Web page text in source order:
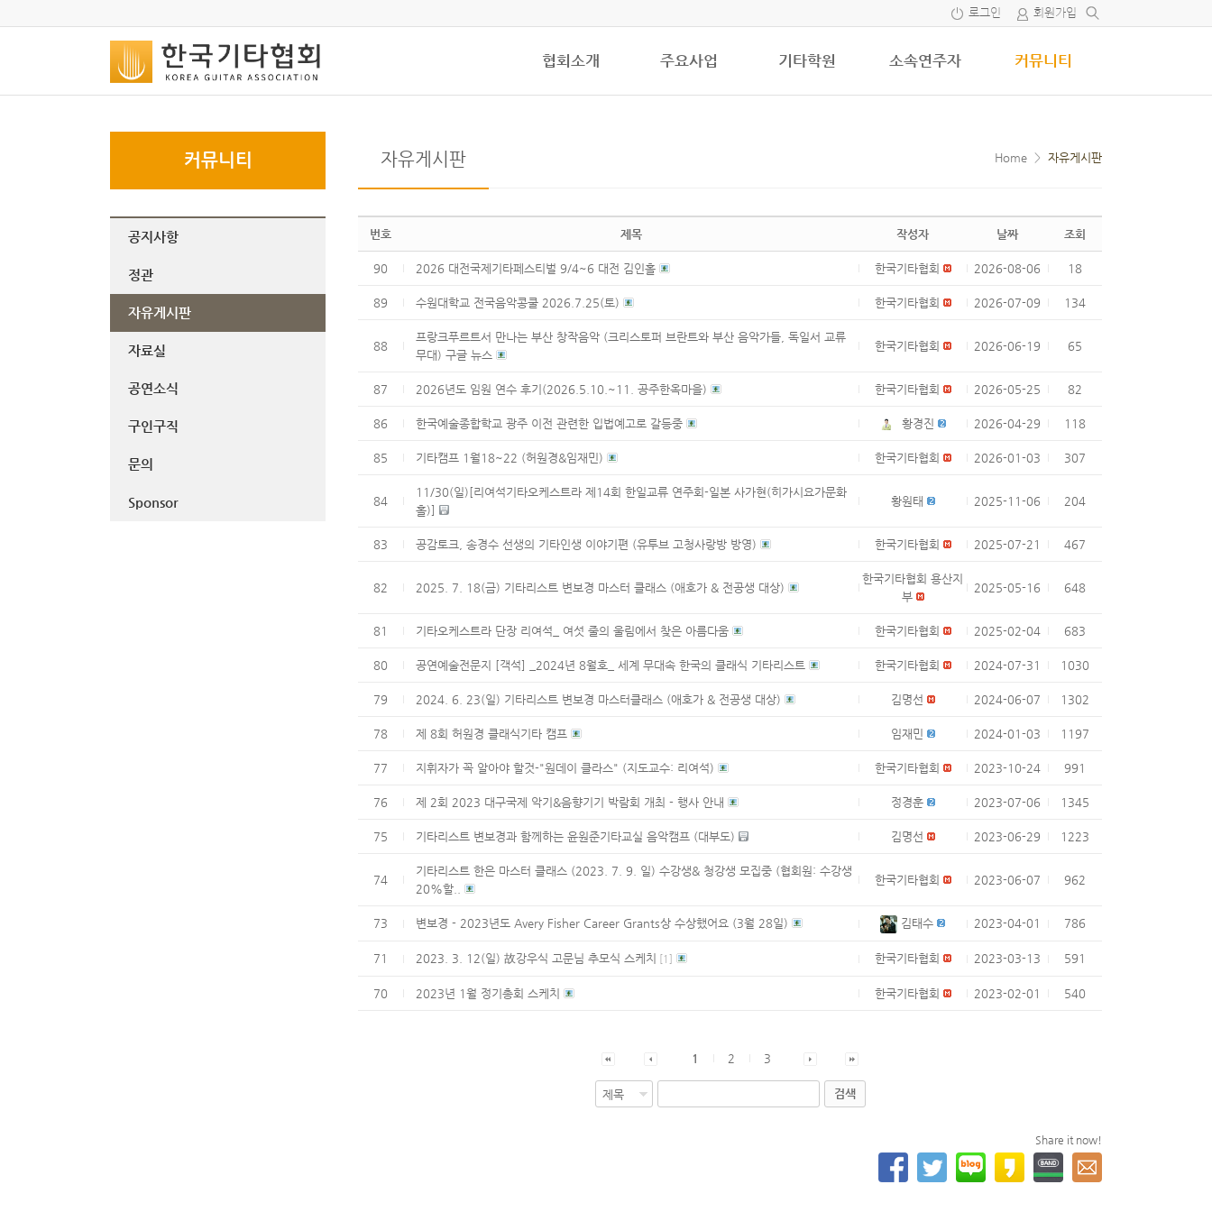
로그인 회원가입
협회소개 주요사업 기타학원 소속연주자 커뮤니티
커뮤니티
공지사항
정관
자유게시판
자료실
공연소식
구인구직
문의
Sponsor
자유게시판 Home > 자유게시판
번호 제목 작성자 날짜 조회
90 2026 대전국제기타페스티벌 9/4~6 대전 김인홀 한국기타협회 2026-08-06 18
89 수원대학교 전국음악콩쿨 2026.7.25(토) 한국기타협회 2026-07-09 134
88
프랑크푸르트서 만나는 부산 창작음악 (크리스토퍼 브란트와 부산 음악가들, 독일서 교류
무대) 구글 뉴스
한국기타협회 2026-06-19 65
87 2026년도 임원 연수 후기(2026.5.10.~11. 공주한옥마을) 한국기타협회 2026-05-25 82
86 한국예술종합학교 광주 이전 관련한 입법예고로 갈등중 황경진 2026-04-29 118
85 기타캠프 1월18~22 (허원경&임재민) 한국기타협회 2026-01-03 307
84
11/30(일)[리여석기타오케스트라 제14회 한일교류 연주회-일본 사가현(히가시요가문화
홀)]
황원태 2025-11-06 204
83 공감토크, 송경수 선생의 기타인생 이야기편 (유투브 고청사랑방 방영) 한국기타협회 2025-07-21 467
82 2025. 7. 18(금) 기타리스트 변보경 마스터 클래스 (애호가 & 전공생 대상)
한국기타협회 용산지
부
2025-05-16 648
81 기타오케스트라 단장 리여석_ 여섯 줄의 울림에서 찾은 아름다움 한국기타협회 2025-02-04 683
80 공연예술전문지 [객석] _2024년 8월호_ 세계 무대속 한국의 클래식 기타리스트 한국기타협회 2024-07-31 1030
79 2024. 6. 23(일) 기타리스트 변보경 마스터클래스 (애호가 & 전공생 대상) 김명선 2024-06-07 1302
78 제 8회 허원경 클래식기타 캠프 임재민 2024-01-03 1197
77 지휘자가 꼭 알아야 할것-"원데이 클라스" (지도교수: 리여석) 한국기타협회 2023-10-24 991
76 제 2회 2023 대구국제 악기&음향기기 박람회 개최 - 행사 안내 정경훈 2023-07-06 1345
75 기타리스트 변보경과 함께하는 윤원준기타교실 음악캠프 (대부도) 김명선 2023-06-29 1223
74
기타리스트 한은 마스터 클래스 (2023. 7. 9. 일) 수강생& 청강생 모집중 (협회원: 수강생
20%할..
한국기타협회 2023-06-07 962
73 변보경 - 2023년도 Avery Fisher Career Grants상 수상했어요 (3월 28일) 김태수 2023-04-01 786
71 2023. 3. 12(일) 故강우식 고문님 추모식 스케치 [1 ] 한국기타협회 2023-03-13 591
70 2023년 1월 정기총회 스케치 한국기타협회 2023-02-01 540
1 2 3
검색
Share it now!